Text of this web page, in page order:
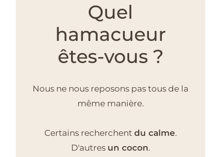
Quel
hamacueur
êtes-vous ?
Nous ne nous reposons pas tous de la
même manière.
Certains recherchent du calme.
D'autres un cocon.